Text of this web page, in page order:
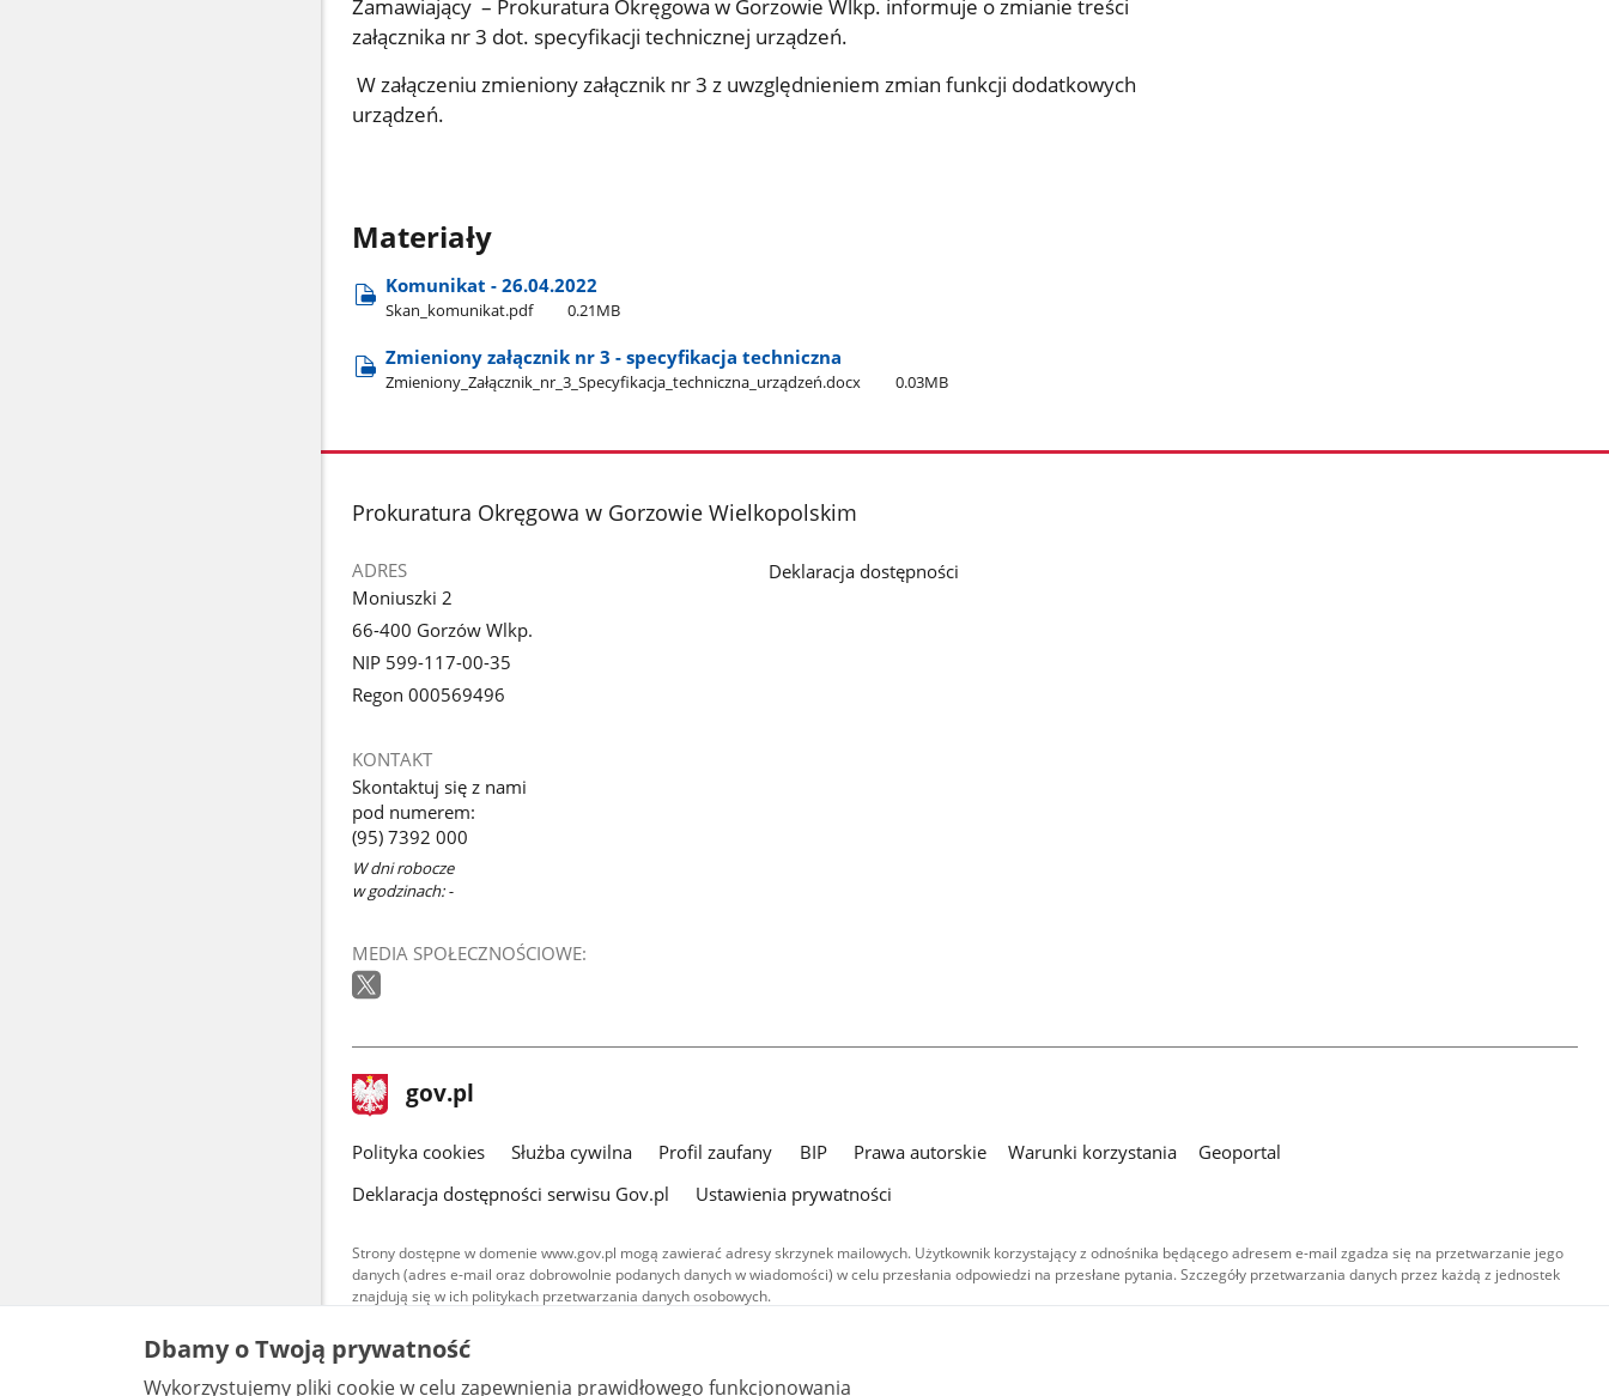
Zamawiający – Prokuratura Okręgowa w Gorzowie Wlkp. informuje o zmianie treści
załącznika nr 3 dot. specyfikacji technicznej urządzeń.
W załączeniu zmieniony załącznik nr 3 z uwzględnieniem zmian funkcji dodatkowych
urządzeń.
Materiały
Komunikat - 26.04.2022
Skan​_komunikat.pdf 0.21MB
Zmieniony załącznik nr 3 - specyfikacja techniczna
Zmieniony​_Załącznik​_nr​_3​_Specyfikacja​_techniczna​_urządzeń.docx 0.03MB
stopka
Prokuratura Okręgowa w Gorzowie Wielkopolskim
ADRES
Moniuszki 2
66-400 Gorzów Wlkp.
NIP 599-117-00-35
Regon 000569496
KONTAKT
Skontaktuj się z nami
pod numerem:
(95) 7392 000
W dni robocze
w godzinach: -
MEDIA SPOŁECZNOŚCIOWE:
Deklaracja dostępności
stopka
gov.pl Strona
gov.pl
gov.pl
Polityka cookies Służba cywilna Profil zaufany BIP Prawa autorskie Warunki korzystania
Geoportal
Deklaracja dostępności serwisu Gov.pl
Ustawienia prywatności
Strony dostępne w domenie www.gov.pl mogą zawierać adresy skrzynek mailowych. Użytkownik korzystający z odnośnika będącego adresem e-mail zgadza się na przetwarzanie jego
danych (adres e-mail oraz dobrowolnie podanych danych w wiadomości) w celu przesłania odpowiedzi na przesłane pytania. Szczegóły przetwarzania danych przez każdą z jednostek
znajdują się w ich politykach przetwarzania danych osobowych.
Treści tekstowe publikowane w serwisie (z wyłączeniem treści audiowizualnych), są
udostępniane na licencji typu Creative Commons: uznanie autorstwa - na tych samych
warunkach 4.0 (CC BY-SA 4.0). Materiały audiowizualne, w tym zdjęcia, materiały audio i wideo,
Dbamy o Twoją prywatność
Wykorzystujemy pliki cookie w celu zapewnienia prawidłowego funkcjonowania